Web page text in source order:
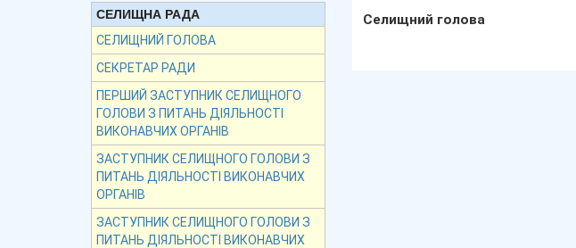
СЕЛИЩНА РАДА
СЕЛИЩНИЙ ГОЛОВА
СЕКРЕТАР РАДИ
ПЕРШИЙ ЗАСТУПНИК СЕЛИЩНОГО
ГОЛОВИ З ПИТАНЬ ДІЯЛЬНОСТІ
ВИКОНАВЧИХ ОРГАНІВ
ЗАСТУПНИК СЕЛИЩНОГО ГОЛОВИ З
ПИТАНЬ ДІЯЛЬНОСТІ ВИКОНАВЧИХ
ОРГАНІВ
ЗАСТУПНИК СЕЛИЩНОГО ГОЛОВИ З
ПИТАНЬ ДІЯЛЬНОСТІ ВИКОНАВЧИХ
Селищний голова